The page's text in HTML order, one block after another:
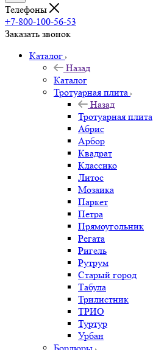
Телефоны
+7-800-100-56-53
Заказать звонок
Каталог
Назад
Каталог
Тротуарная плита
Назад
Тротуарная плита
Абрис
Арбор
Квадрат
Классико
Литос
Мозаика
Паркет
Петра
Прямоугольник
Регата
Ригель
Рутрум
Старый город
Табула
Трилистник
ТРИО
Туртур
Урбан